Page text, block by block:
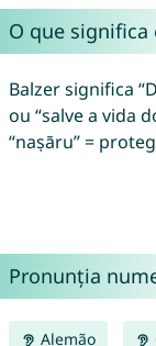
O que significa
Balzer significa
ou “salve a vida
“naṣāru” =
Pronunția
Alemão